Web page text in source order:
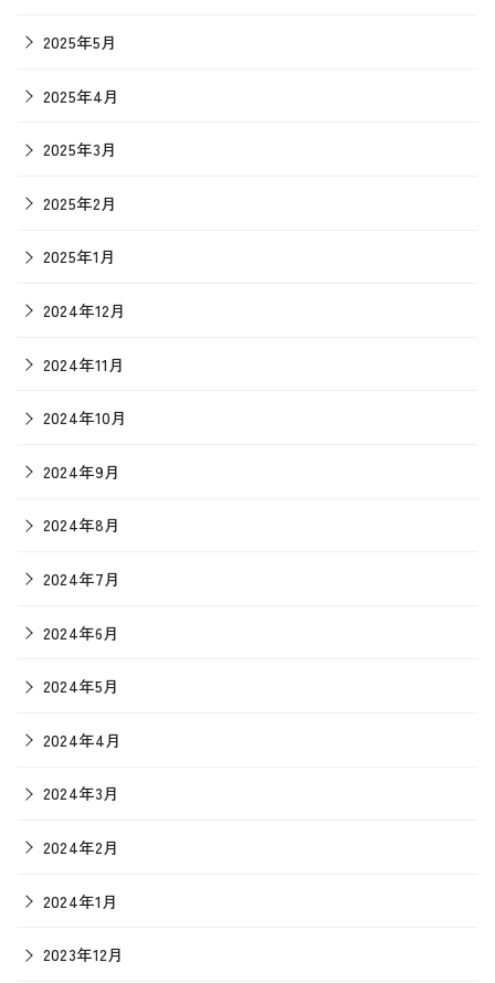
2025年5月
2025年4月
2025年3月
2025年2月
2025年1月
2024年12月
2024年11月
2024年10月
2024年9月
2024年8月
2024年7月
2024年6月
2024年5月
2024年4月
2024年3月
2024年2月
2024年1月
2023年12月